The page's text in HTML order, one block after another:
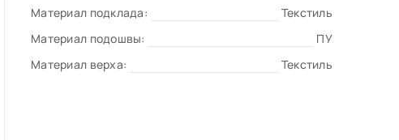
Материал подклада:
Текстиль
Материал подошвы:
ПУ
Материал верха:
Текстиль